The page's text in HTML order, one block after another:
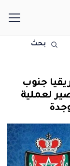
بحث
جنوب
لعملية